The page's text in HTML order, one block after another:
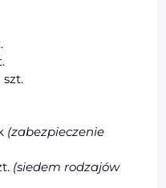
(zabezpieczenie
(siedem rodzajów